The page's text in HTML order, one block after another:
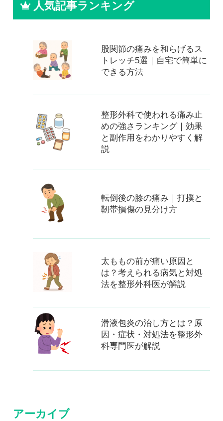
人気記事ランキング
股関節の痛みを和らげるス
トレッチ5選｜自宅で簡単に
できる方法
整形外科で使われる痛み止
めの強さランキング｜効果
と副作用をわかりやすく解
説
転倒後の膝の痛み｜打撲と
靭帯損傷の見分け方
太ももの前が痛い原因と
は？考えられる病気と対処
法を整形外科医が解説
滑液包炎の治し方とは？原
因・症状・対処法を整形外
科専門医が解説
アーカイブ